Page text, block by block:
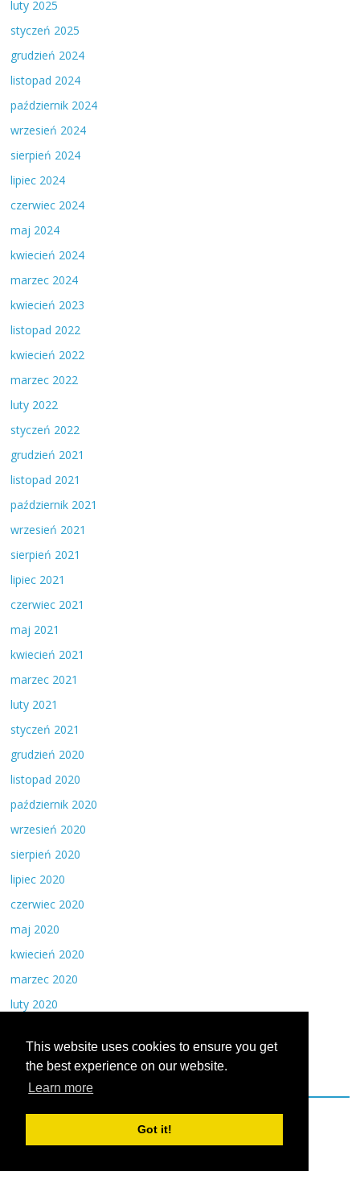
This website uses cookies to ensure you get
the best experience on our website.
Learn more
Got it!
luty 2025
styczeń 2025
grudzień 2024
listopad 2024
październik 2024
wrzesień 2024
sierpień 2024
lipiec 2024
czerwiec 2024
maj 2024
kwiecień 2024
marzec 2024
kwiecień 2023
listopad 2022
kwiecień 2022
marzec 2022
luty 2022
styczeń 2022
grudzień 2021
listopad 2021
październik 2021
wrzesień 2021
sierpień 2021
lipiec 2021
czerwiec 2021
maj 2021
kwiecień 2021
marzec 2021
luty 2021
styczeń 2021
grudzień 2020
listopad 2020
październik 2020
wrzesień 2020
sierpień 2020
lipiec 2020
czerwiec 2020
maj 2020
kwiecień 2020
marzec 2020
luty 2020
Kategorie
Inne